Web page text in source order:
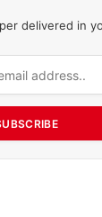
delivered in